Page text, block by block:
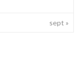
sept »